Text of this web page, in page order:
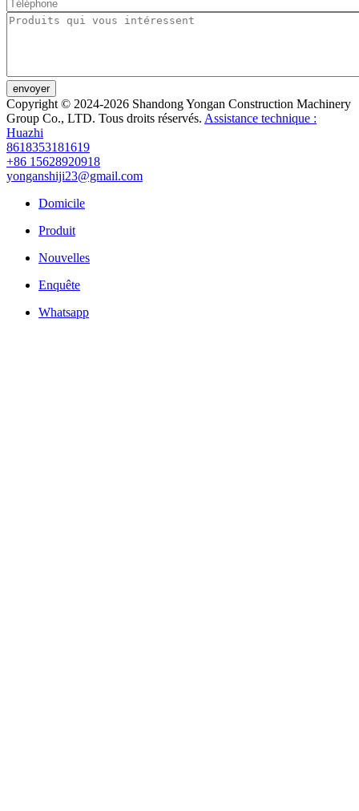
envoyer
Copyright © 2024-2026 Shandong Yongan Construction Machinery
Group Co., LTD. Tous droits réservés. Assistance technique :
Huazhi
8618353181619
+86 15628920918
yonganshiji23@gmail.com
Domicile
Produit
Nouvelles
Enquête
Whatsapp